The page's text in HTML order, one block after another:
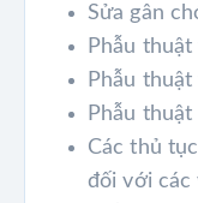
Sửa gân
Phẫu
Phẫu
Phẫu
Các thủ
đối với các